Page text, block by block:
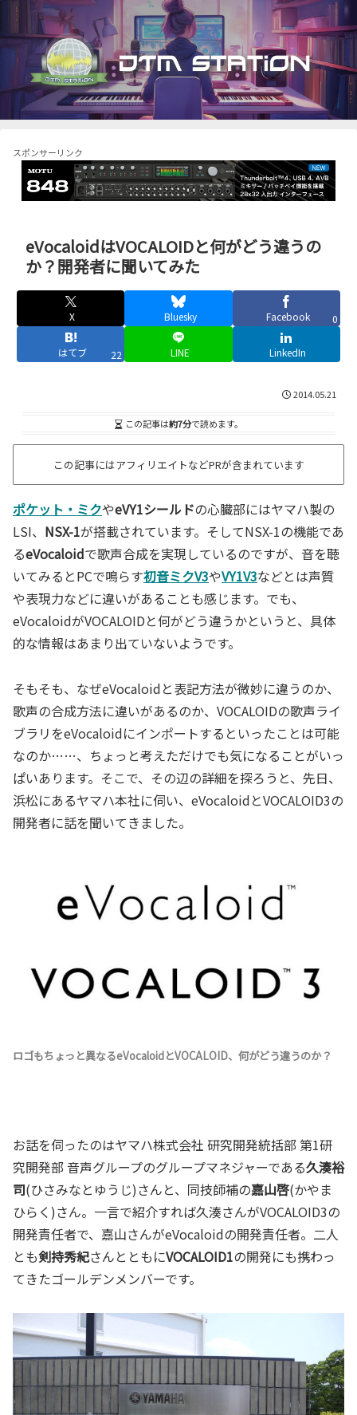
スポンサーリンク
eVocaloidはVOCALOIDと何がどう違うの
か？開発者に聞いてみた
X Bluesky Facebook 0
はてブ 22 LINE LinkedIn
2014.05.21
この記事は約7分で読めます。
この記事にはアフィリエイトなどPRが含まれています
ポケット・ミクやeVY1シールドの心臓部にはヤマハ製の
LSI、 NSX-1が搭載されています。そしてNSX-1の機能であ
るeVocaloidで歌声合成を実現しているのですが、音を聴
いてみるとPCで鳴らす初音ミクV3やVY1V3などとは声質
や表現力などに違いがあることも感じます。でも、
eVocaloidがVOCALOIDと何がどう違うかというと、具体
的な情報はあまり出ていないようです。
そもそも、なぜeVocaloidと表記方法が微妙に違うのか、
歌声の合成方法に違いがあるのか、VOCALOIDの歌声ライ
ブラリをeVocaloidにインポートするといったことは可能
なのか……、ちょっと考えただけでも気になることがいっ
ぱいあります。そこで、その辺の詳細を探ろうと、先日、
浜松にあるヤマハ本社に伺い、eVocaloidとVOCALOID3の
開発者に話を聞いてきました。
ロゴもちょっと異なるeVocaloidとVOCALOID、何がどう違うのか？
お話を伺ったのはヤマハ株式会社 研究開発統括部 第1研
究開発部 音声グループのグループマネジャーである久湊裕
司(ひさみなとゆうじ)さんと、同技師補の嘉山啓(かやま
ひらく)さん。一言で紹介すれば久湊さんがVOCALOID3の
開発責任者で、嘉山さんがeVocaloidの開発責任者。二人
とも剣持秀紀さんとともにVOCALOID1の開発にも携わっ
てきたゴールデンメンバーです。